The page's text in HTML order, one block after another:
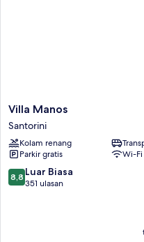
Villa
Manos
Santorini
Villa Manos
Santorini
Kolam renang
Parkir gratis
Wi-Fi
8.8
dari
8,8 Luar Biasa
351 ulasan